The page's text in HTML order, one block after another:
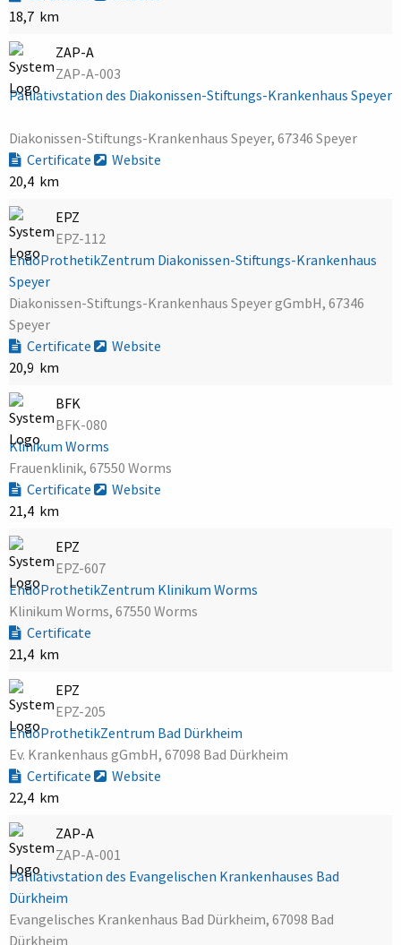
18,7 km
ZAP-A
ZAP-A-003
Palliativstation des Diakonissen-Stiftungs-Krankenhaus Speyer
Diakonissen-Stiftungs-Krankenhaus Speyer, 67346 Speyer
Certificate
Website
20,4 km
EPZ
EPZ-112
EndoProthetikZentrum Diakonissen-Stiftungs-Krankenhaus
Speyer
Diakonissen-Stiftungs-Krankenhaus Speyer gGmbH, 67346
Speyer
Certificate
Website
20,9 km
BFK
BFK-080
Klinikum Worms
Frauenklinik, 67550 Worms
Certificate
Website
21,4 km
EPZ
EPZ-607
EndoProthetikZentrum Klinikum Worms
Klinikum Worms, 67550 Worms
Certificate
21,4 km
EPZ
EPZ-205
EndoProthetikZentrum Bad Dürkheim
Ev. Krankenhaus gGmbH, 67098 Bad Dürkheim
Certificate
Website
22,4 km
ZAP-A
ZAP-A-001
Palliativstation des Evangelischen Krankenhauses Bad
Dürkheim
Evangelisches Krankenhaus Bad Dürkheim, 67098 Bad
Dürkheim